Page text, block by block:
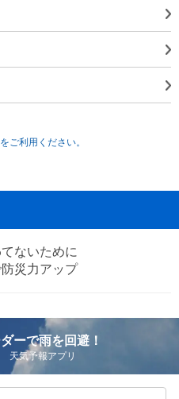
ご利用ください。
ないために
災力アップ
ーで雨を回避！
天気予報アプリ